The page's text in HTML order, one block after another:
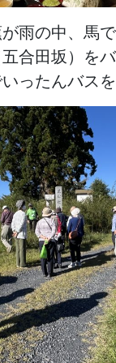
雨の中、馬
合田坂）を
ったんバスを